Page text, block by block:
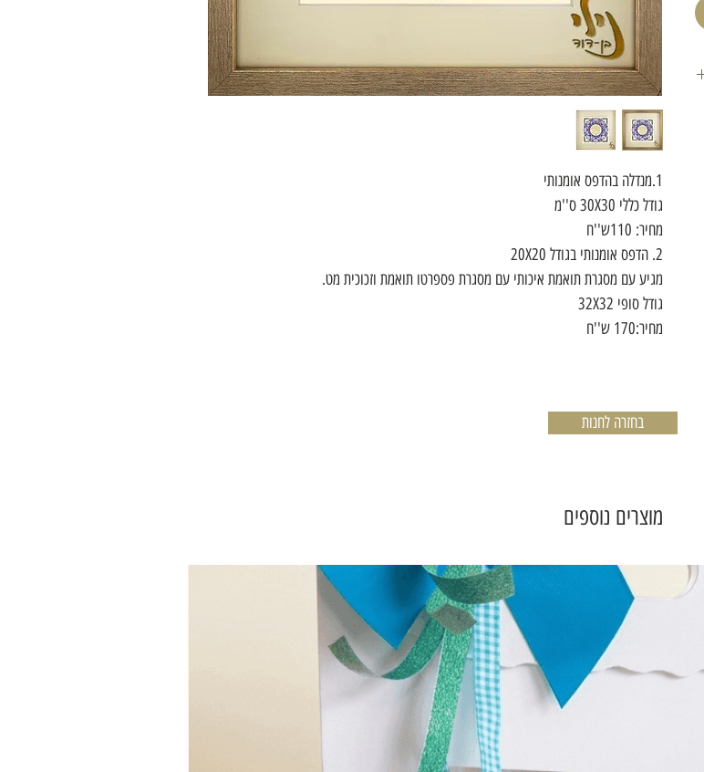
1.מנדלה בהדפס אומנותי
גודל כללי 30X30 ס''מ
מחיר: 110ש''ח
2. הדפס אומנותי בגודל 20X20
מגיע עם מסגרת תואמת איכותי עם מסגרת פספרטו תואמת וזכוכית מט.
גודל סופי 32X32
מחיר:170 ש''ח
בחזרה לחנות
מוצרים נוספים